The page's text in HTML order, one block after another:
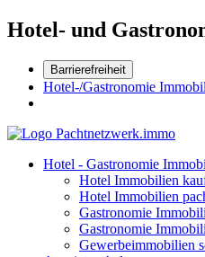
Hotel- und
Barrierefreiheit
Hotel-/Gastronomie
Hotel - Gastronomie
Hotel Immobilien
Hotel Immobilien
Gastronomie
Gastronomie
Gewerbeimmobilien